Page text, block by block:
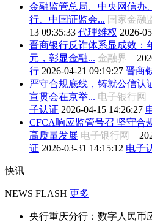
金融监管总局、中央网信办
行、中国证监会... 国家金融
13 09:35:33 代理维权 2026-
晋商银行反诈体系显成效：
元，彰显金融... 金融界
行 2026-04-21 09:19:27 晋商
严守合规底线，铸就公信
宣贯会在京举... 电子银行网
子认证 2026-04-15 14:26:27
CFCA响应监管号召 坚守合
高质量发展 电子银行网
证 2026-03-31 14:15:12 电子
快讯
NEWS FLASH 更多
央行重庆分行：数字人民币